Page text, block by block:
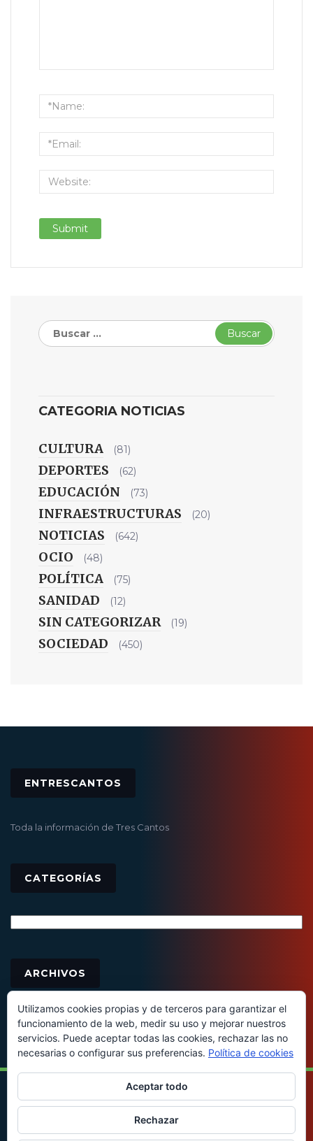
Buscar:
CATEGORIA NOTICIAS
CULTURA (81)
DEPORTES (62)
EDUCACIÓN (73)
INFRAESTRUCTURAS (20)
NOTICIAS (642)
OCIO (48)
POLÍTICA (75)
SANIDAD (12)
SIN CATEGORIZAR (19)
SOCIEDAD (450)
ENTRESCANTOS
Toda la información de Tres Cantos
CATEGORÍAS
ARCHIVOS
© 2016 - Todos los derechos reservados
Utilizamos cookies propias y de terceros para garantizar el
funcionamiento de la web, medir su uso y mejorar nuestros
servicios. Puede aceptar todas las cookies, rechazar las no
necesarias o configurar sus preferencias. Política de cookies
Aceptar todo
Rechazar